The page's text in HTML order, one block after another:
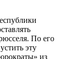
По его
эту
из